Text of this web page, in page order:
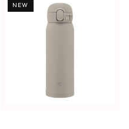
NEW